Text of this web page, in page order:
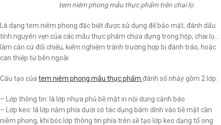
tem niêm phong mẫu thực phẩm trên chai lọ
Là dạng tem niêm phong đặc biệt được sử dụng để bảo mật, đánh dấu
tính nguyên vẹn của các mẫu thực phẩm chứa đựng trong hộp, chai lọ…
làm căn cứ đối chiếu, kiểm nghiệm tránh trường hợp bị đánh tráo, hoặc
can thiệp từ bên ngoài
Cấu tạo của tem niêm phong mẫu thực phẩm đánh số nhảy gồm 2 lớp:
– Lớp thông tin: là lớp nhựa phủ bề mặt in nội dung cảnh báo
– Lớp keo: là lớp nằm phía dưới có tác dụng bám dính vào bề mặt cần
niêm phong, khi bóc lớp thông tin phía trên sẽ tạo lớp keo dạng tổ ong